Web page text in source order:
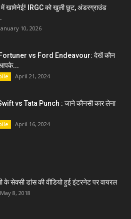
खामेनेई! IRGC को खुली छूट, अंडरग्राउंड
January 10, 2026
vs Ford Endeavour: देखें कौन
आपके...
April 21, 2024
vs Tata Punch : जाने कौनसी कार लेना
April 16, 2024
के सेक्सी डांस की वीडियो हुई इंटरनेट पर वायरल
May 8, 2018